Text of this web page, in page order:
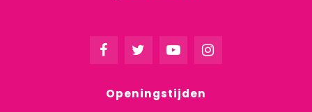
Openingstijden